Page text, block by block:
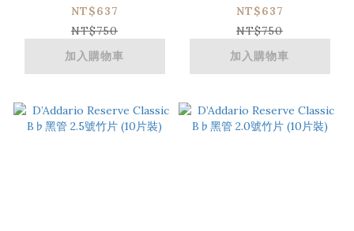
2.5號竹片 (10片裝)
NT$637
NT$750
加入購物車
號竹片 (10片裝)
NT$637
NT$750
加入購物車